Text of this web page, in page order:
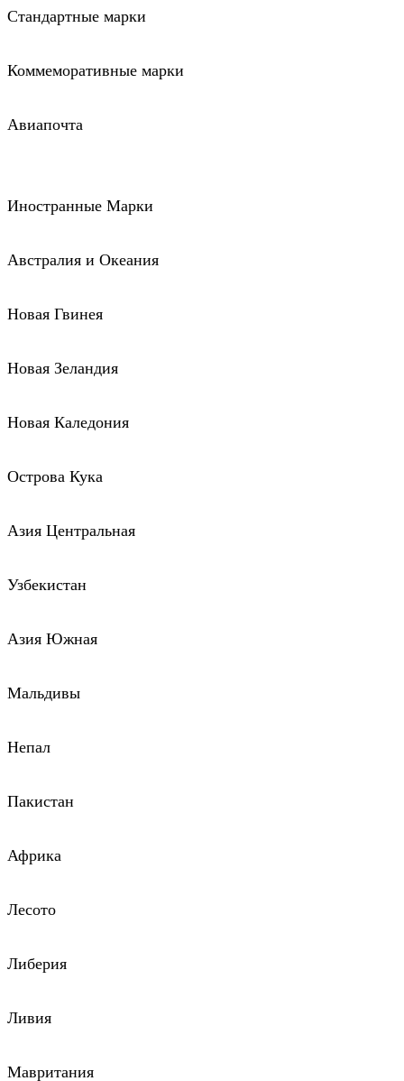
Стандартные марки
Коммеморативные марки
Авиапочта
Иностранные Марки
Австралия и Океания
Новая Гвинея
Новая Зеландия
Новая Каледония
Острова Кука
Азия Центральная
Узбекистан
Азия Южная
Мальдивы
Непал
Пакистан
Африка
Лесото
Либерия
Ливия
Мавритания